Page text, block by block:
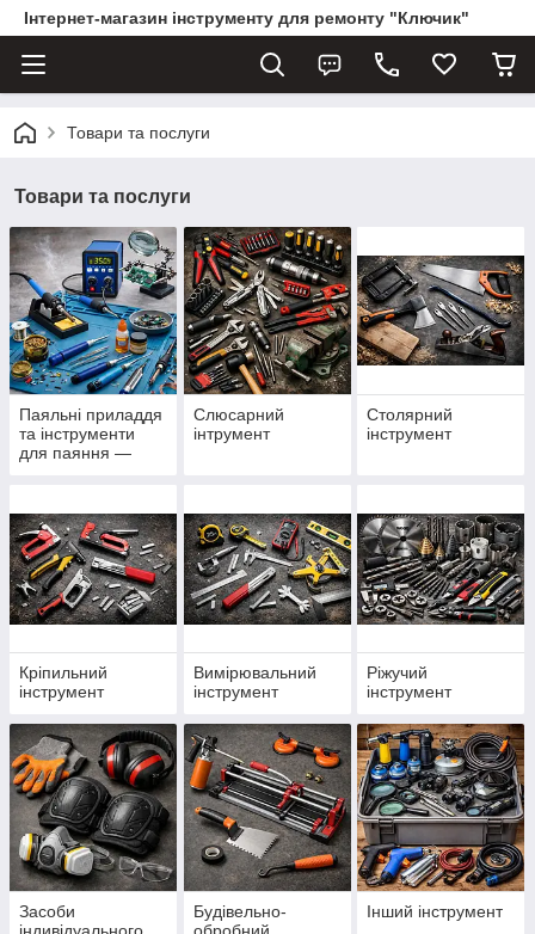
Інтернет-магазин інструменту для ремонту "Ключик"
Товари та послуги
Товари та послуги
Паяльні приладдя
та інструменти
для паяння —
Слюсарний
інтрумент
Столярний
інструмент
Кріпильний
інструмент
Вимірювальний
інструмент
Ріжучий
інструмент
Засоби
Будівельно-
Інший інструмент